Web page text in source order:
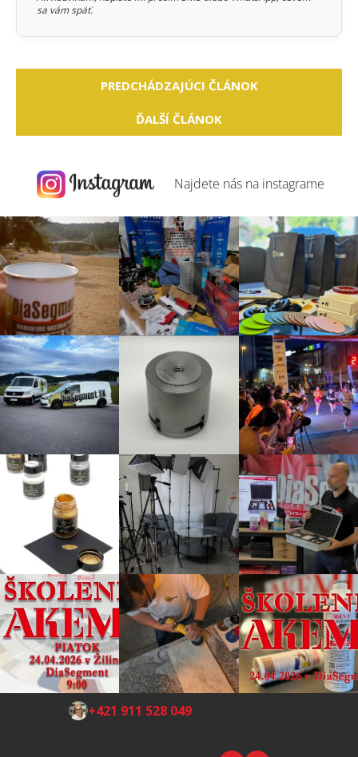
sa vám späť.
PREDCHÁDZAJÚCI ČLÁNOK
ĎALŠÍ ČLÁNOK
Najdete nás na instagrame
Z +421 911 528 049(Po-Pia 8:00-15:00)